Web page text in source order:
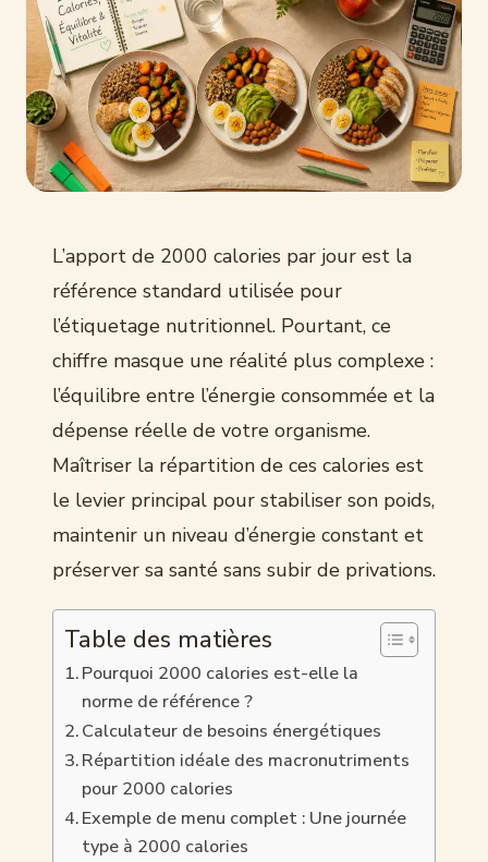
L’apport de 2000 calories par jour est la
référence standard utilisée pour
l’étiquetage nutritionnel. Pourtant, ce
chiffre masque une réalité plus complexe :
l’équilibre entre l’énergie consommée et la
dépense réelle de votre organisme.
Maîtriser la répartition de ces calories est
le levier principal pour stabiliser son poids,
maintenir un niveau d’énergie constant et
préserver sa santé sans subir de privations.
Table des matières
Pourquoi 2000 calories est-elle la
norme de référence ?
Calculateur de besoins énergétiques
Répartition idéale des macronutriments
pour 2000 calories
Exemple de menu complet : Une journée
type à 2000 calories